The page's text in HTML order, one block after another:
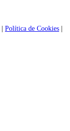
Política de Cookies